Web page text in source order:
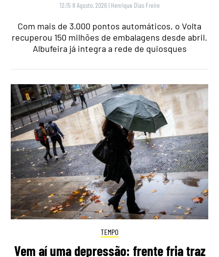
12:15 8 Agosto, 2026 | Henrique Dias Freire
Com mais de 3.000 pontos automáticos, o Volta
recuperou 150 milhões de embalagens desde abril.
Albufeira já integra a rede de quiosques
TEMPO
Vem aí uma depressão: frente fria traz